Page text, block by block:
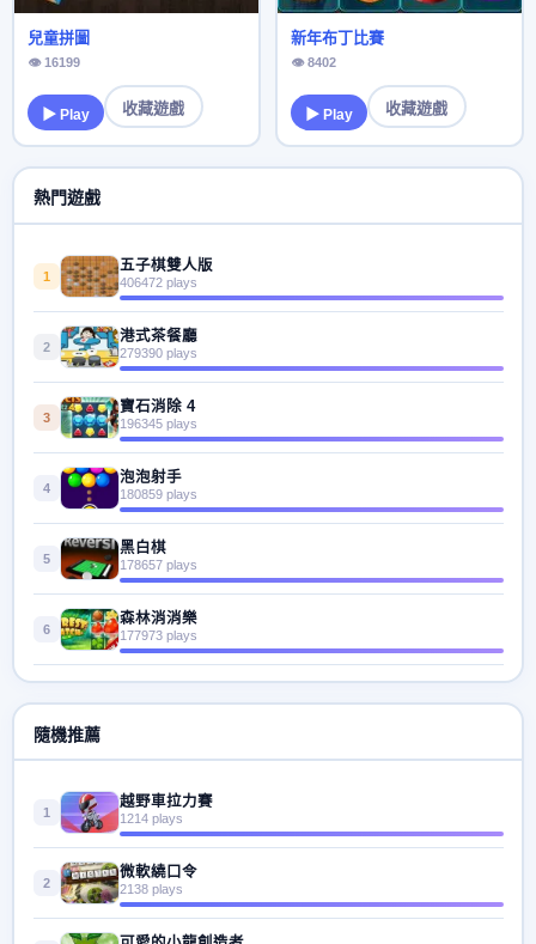
兒童拼圖
👁 16199
▶ Play 收藏遊戲
新年布丁比賽
👁 8402
▶ Play 收藏遊戲
熱門遊戲
1
五子棋雙人版
406472 plays
2
港式茶餐廳
279390 plays
3
寶石消除 4
196345 plays
4
泡泡射手
180859 plays
5
黑白棋
178657 plays
6
森林消消樂
177973 plays
隨機推薦
1
越野車拉力賽
1214 plays
2
微軟繞口令
2138 plays